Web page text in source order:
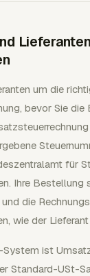
um die
bevor Sie die
für
Ihre Bestellung
die
wie der
ist
Standard-USt-